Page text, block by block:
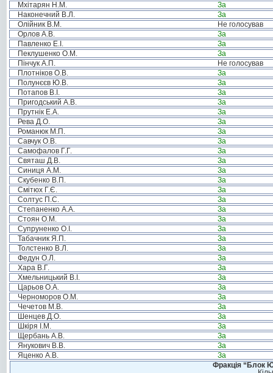
Мхітарян Н.М.
За
Наконечний В.Л.
За
Олійник В.М.
Не голосував
Орлов А.В.
За
Павленко Е.І.
За
Пеклушенко О.М.
За
Пінчук А.П.
Не голосував
Плотніков О.В.
За
Полунєєв Ю.В.
За
Потапов В.І.
За
Пригодський А.В.
За
Прутнік Е.А.
За
Рева Д.О.
За
Романюк М.П.
За
Савчук О.В.
За
Самофалов Г.Г.
За
Святаш Д.В.
За
Синиця А.М.
За
Скубенко В.П.
За
Смітюх Г.Є.
За
Солтус П.С.
За
Степаненко А.А.
За
Стоян О.М.
За
Супруненко О.І.
За
Табачник Я.П.
За
Толстенко В.Л.
За
Федун О.Л.
За
Хара В.Г.
За
Хмельницький В.І.
За
Царьов О.А.
За
Черноморов О.М.
За
Чечетов М.В.
За
Шенцев Д.О.
За
Шкіря І.М.
За
Щербань А.В.
За
Янукович В.В.
За
Яценко А.В.
За
Фракція “Блок